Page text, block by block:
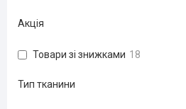
Акція
Товари зі знижками 18
Тип тканини